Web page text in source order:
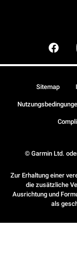
© Garmin Ltd.
Zur Erhaltung einer
die zusätzliche
Ausrichtung und
als
Sitemap